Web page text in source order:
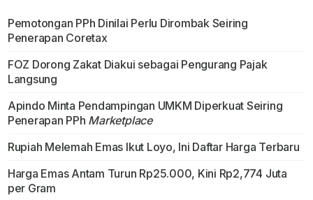
Pemotongan PPh Dinilai Perlu Dirombak Seiring
Penerapan Coretax
FOZ Dorong Zakat Diakui sebagai Pengurang Pajak
Langsung
Apindo Minta Pendampingan UMKM Diperkuat Seiring
Penerapan PPh Marketplace
Rupiah Melemah Emas Ikut Loyo, Ini Daftar Harga Terbaru
Harga Emas Antam Turun Rp25.000, Kini Rp2,774 Juta
per Gram